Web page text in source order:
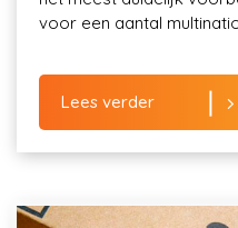
voor een aantal
Lees verder